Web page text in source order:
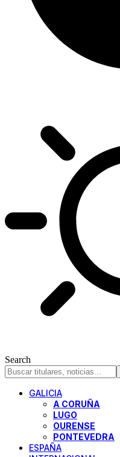
Search
GALICIA
A CORUÑA
LUGO
OURENSE
PONTEVEDRA
ESPAÑA